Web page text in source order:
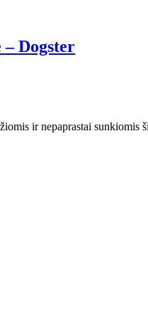
Dogster
ir nepaprastai